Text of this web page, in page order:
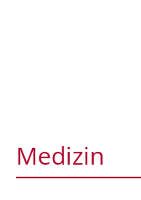
Medizin